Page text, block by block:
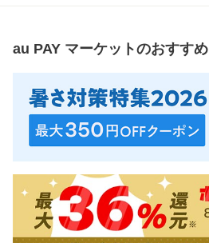
au PAY マーケットのおすすめ